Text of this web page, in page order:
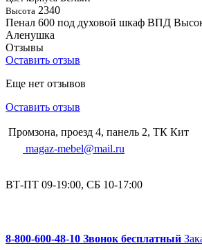
Высота 2340
Пенал 600 под духовой шкаф ВПД
Аленушка
Отзывы
Оставить отзыв
Еще нет отзывов
Оставить отзыв
Промзона, проезд 4, панель 2, ТК Кит
magaz-mebel@mail.ru
ВТ-ПТ 09-19:00, СБ 10-17:00
8-800-600-48-10 Звонок бесплатный